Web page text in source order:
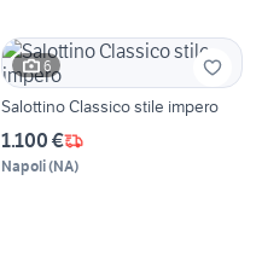
6
Salottino Classico stile impero
1.100 €
Napoli(NA)